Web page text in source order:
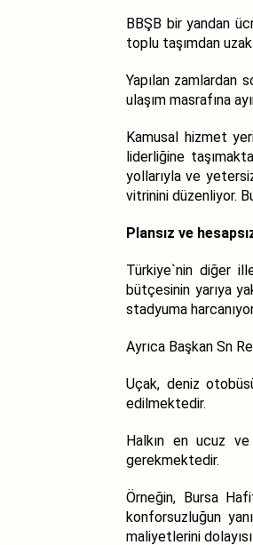
BBŞB bir yandan
toplu taşımdan
Yapılan zamlardan
ulaşım masrafına
Kamusal hizmet
liderliğine
yollarıyla ve
vitrinini düzenliyor.
Plansız ve
Türkiye`nin diğer
bütçesinin yarıya
stadyuma
Ayrıca Başkan Sn
Uçak, deniz
edilmektedir.
Halkın en ucuz ve
gerekmektedir.
Örneğin, Bursa
konforsuzluğun
maliyetlerini